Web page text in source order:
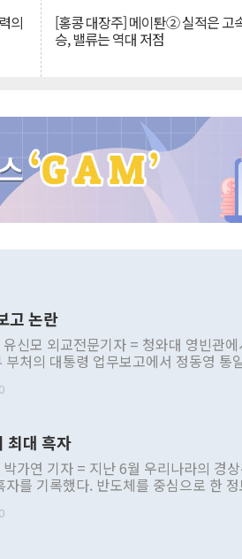
의 [홍콩 대장주] 메이퇀② 실적은 고
승, 밸류는 역대 저점
고 논란
신모 외교전문기자 = 청와대 영빈관에
부처의 대통령 업무보고에서 정동영 통
내 조율을 거치지 않은 사안을 정책으
거한 비현실적 구상'이라는 비판을 내
관련 발언이 물의를 빚은 적은 여러 번
공개적으로 부정적 입장을 표명한 것은
접근법과 월권을 제어해야 한다는 목
최대 흑자
가연 기자 = 지난 6월 우리나라의 경
자를 기록했다. 반도체를 중심으로 한